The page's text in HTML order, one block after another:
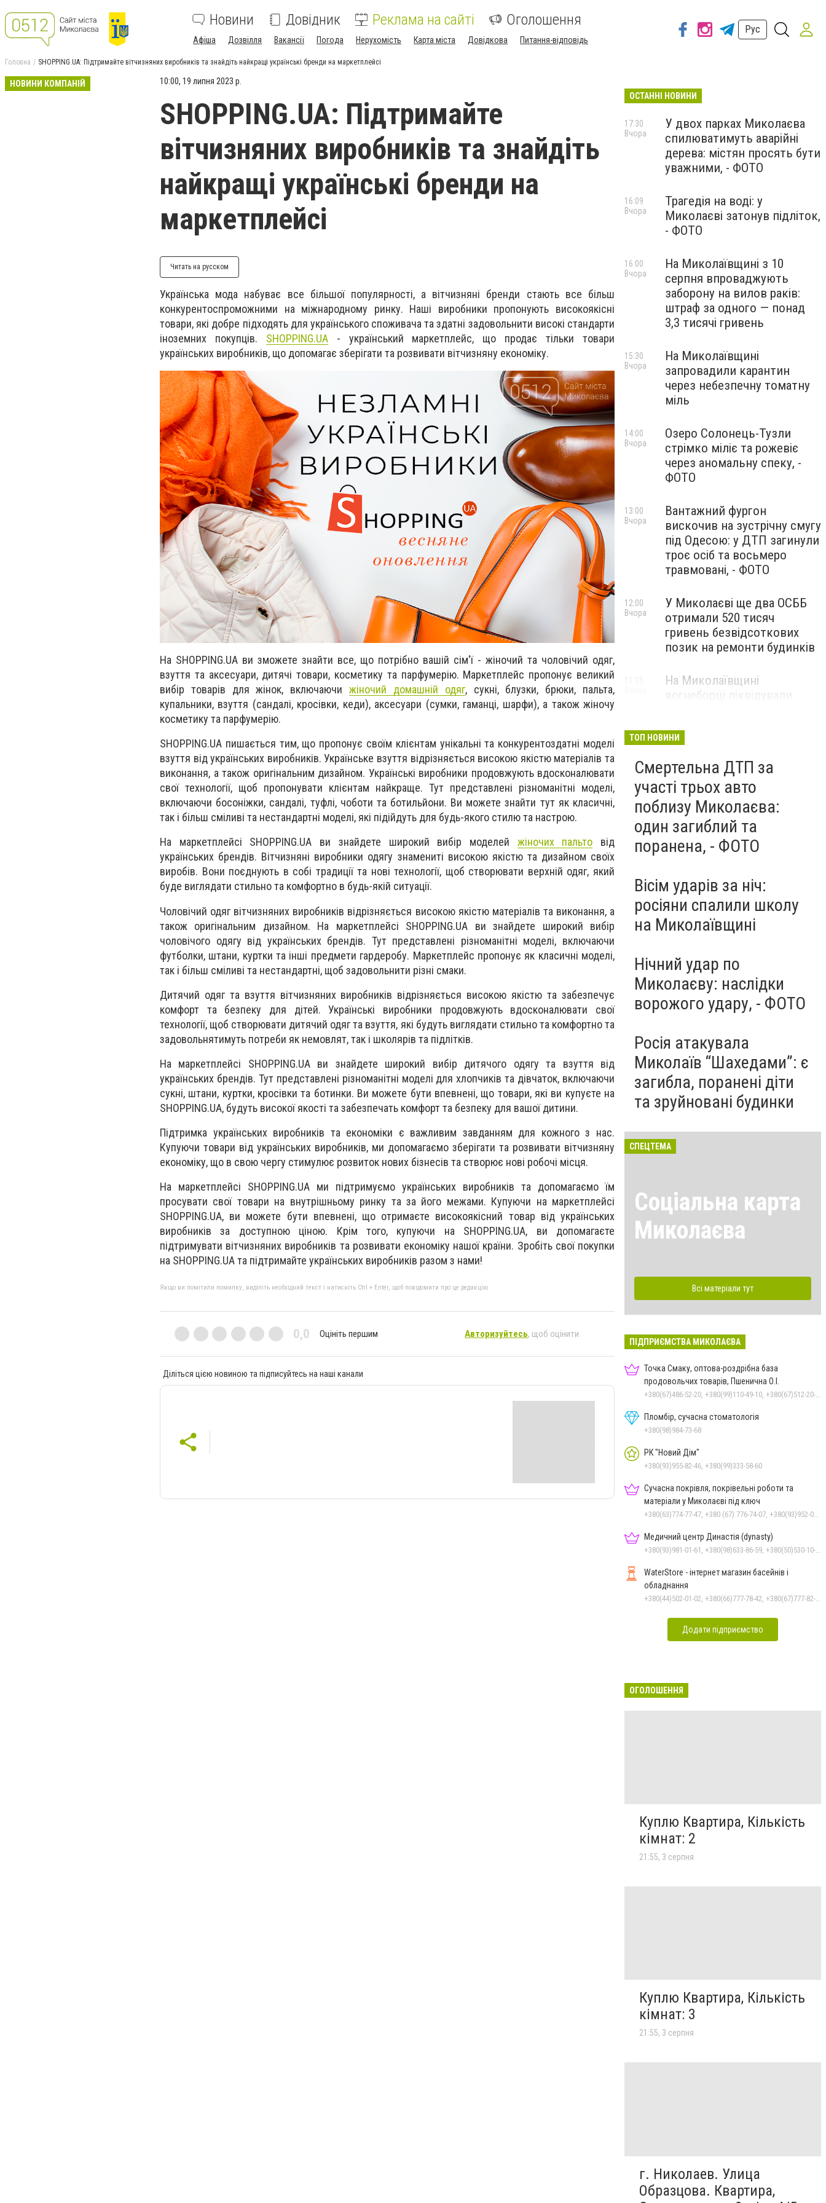
Новини Довідник Реклама на сайті Оголошення
Афіша Дозвілля Вакансії Погода Нерухомість Карта міста Довідкова Питання-відповідь
Рус
Головна SHOPPING.UA: Підтримайте вітчизняних виробників та знайдіть найкращі українські бренди на маркетплейсі
НОВИНИ КОМПАНІЙ 10:00, 19 липня 2023 р.
SHOPPING.UA: Підтримайте
вітчизняних виробників та знайдіть
найкращі українські бренди на
маркетплейсі
Читать на русском
Українська мода набуває все більшої популярності, а вітчизняні бренди стають все більш
конкурентоспроможними на міжнародному ринку. Наші виробники пропонують високоякісні
товари, які добре підходять для українського споживача та здатні задовольнити високі стандарти
іноземних покупців. SHOPPING.UA- український маркетплейс, що продає тільки товари
українських виробників, що допомагає зберігати та розвивати вітчизняну економіку.
На SHOPPING.UA ви зможете знайти все, що потрібно вашій сім'ї - жіночий та чоловічий одяг,
взуття та аксесуари, дитячі товари, косметику та парфумерію. Маркетплейс пропонує великий
вибір товарів для жінок, включаючижіночий домашній одяг, сукні, блузки, брюки, пальта,
купальники, взуття (сандалі, кросівки, кеди), аксесуари (сумки, гаманці, шарфи), а також жіночу
косметику та парфумерію.
SHOPPING.UA пишається тим, що пропонує своїм клієнтам унікальні та конкурентоздатні моделі
взуття від українських виробників. Українське взуття відрізняється високою якістю матеріалів та
виконання, а також оригінальним дизайном. Українські виробники продовжують вдосконалювати
свої технології, щоб пропонувати клієнтам найкраще. Тут представлені різноманітні моделі,
включаючи босоніжки, сандалі, туфлі, чоботи та ботильйони. Ви можете знайти тут як класичні,
так і більш сміливі та нестандартні моделі, які підійдуть для будь-якого стилю та настрою.
На маркетплейсі SHOPPING.UA ви знайдете широкий вибір моделей жіночих пальто від
українських брендів. Вітчизняні виробники одягу знамениті високою якістю та дизайном своїх
виробів. Вони поєднують в собі традиції та нові технології, щоб створювати верхній одяг, який
буде виглядати стильно та комфортно в будь-якій ситуації.
Чоловічий одяг вітчизняних виробників відрізняється високою якістю матеріалів та виконання, а
також оригінальним дизайном. На маркетплейсі SHOPPING.UA ви знайдете широкий вибір
чоловічого одягу від українських брендів. Тут представлені різноманітні моделі, включаючи
футболки, штани, куртки та інші предмети гардеробу. Маркетплейс пропонує як класичні моделі,
так і більш сміливі та нестандартні, щоб задовольнити різні смаки.
Дитячий одяг та взуття вітчизняних виробників відрізняється високою якістю та забезпечує
комфорт та безпеку для дітей. Українські виробники продовжують вдосконалювати свої
технології, щоб створювати дитячий одяг та взуття, які будуть виглядати стильно та комфортно та
задовольнятимуть потреби як немовлят, так і школярів та підлітків.
На маркетплейсі SHOPPING.UAви знайдете широкий вибір дитячого одягу та взуття від
українських брендів. Тут представлені різноманітні моделі для хлопчиків та дівчаток, включаючи
сукні, штани, куртки, кросівки та ботинки. Ви можете бути впевнені, що товари, які ви купуєте на
SHOPPING.UA, будуть високої якості та забезпечать комфорт та безпеку для вашої дитини.
Підтримка українських виробників та економіки є важливим завданням для кожного з нас.
Купуючи товари від українських виробників, ми допомагаємо зберігати та розвивати вітчизняну
економіку, що в свою чергу стимулює розвиток нових бізнесів та створює нові робочі місця.
На маркетплейсі SHOPPING.UA ми підтримуємо українських виробників та допомагаємо їм
просувати свої товари на внутрішньому ринку та за його межами. Купуючи на маркетплейсі
SHOPPING.UA, ви можете бути впевнені, що отримаєте високоякісний товар від українських
виробників за доступною ціною. Крім того, купуючи на SHOPPING.UA, ви допомагаєте
підтримувати вітчизняних виробників та розвивати економіку нашої країни. Зробіть свої покупки
на SHOPPING.UA та підтримайте українських виробників разом з нами!
Якщо ви помітили помилку, виділіть необхідний текст і натисніть Ctrl + Enter, щоб повідомити про це редакцію
0,0 Оцініть першим Авторизуйтесь, щоб оцінити
Діліться цією новиною та підписуйтесь на наші канали
ОСТАННІ НОВИНИ
У двох парках Миколаєва
спилюватимуть аварійні
дерева: містян просять бути
уважними, - ФОТО
17:30
Вчора
Трагедія на воді: у
Миколаєві затонув підліток,
- ФОТО
16:09
Вчора
На Миколаївщині з 10
серпня впроваджують
заборону на вилов раків:
штраф за одного — понад
3,3 тисячі гривень
16:00
Вчора
На Миколаївщині
запровадили карантин
через небезпечну томатну
міль
15:30
Вчора
Озеро Солонець-Тузли
стрімко міліє та рожевіє
через аномальну спеку, -
ФОТО
14:00
Вчора
Вантажний фургон
вискочив на зустрічну смугу
під Одесою: у ДТП загинули
троє осіб та восьмеро
травмовані, - ФОТО
13:00
Вчора
У Миколаєві ще два ОСББ
отримали 520 тисяч
гривень безвідсоткових
позик на ремонти будинків
12:00
Вчора
На Миколаївщині
вогнеборці ліквідували
ТОП НОВИНИ
Смертельна ДТП за
участі трьох авто
поблизу Миколаєва:
один загиблий та
поранена, - ФОТО
Вісім ударів за ніч:
росіяни спалили школу
на Миколаївщині
Нічний удар по
Миколаєву: наслідки
ворожого удару, - ФОТО
Росія атакувала
Миколаїв “Шахедами”: є
загибла, поранені діти
та зруйновані будинки
СПЕЦТЕМА
Соціальна карта
Миколаєва
Всі матеріали тут
ПІДПРИЄМСТВА МИКОЛАЄВА
Точка Смаку, оптова-роздрібна база
продовольчих товарів, Пшенична О.І.
Пломбір, сучасна стоматологія
+380(98)984-73-68
РК "Новий Дім"
+380(93)955-82-46, +380(99)333-58-60
Сучасна покрівля, покрівельні роботи та
матеріали у Миколаєві під ключ
Медичний центр Династія (dynasty)
WaterStore - інтернет магазин басейнів і
обладнання
Додати підприємство
ОГОЛОШЕННЯ
Куплю Квартира, Кількість
кімнат: 2
21:55, 3 серпня
Куплю Квартира, Кількість
кімнат: 3
21:55, 3 серпня
г. Николаев. Улица
Образцова. Квартира,